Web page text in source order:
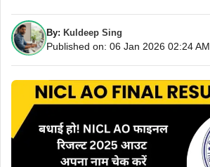
By: Kuldeep Sing
Published on: 06 Jan 2026 02:24 AM